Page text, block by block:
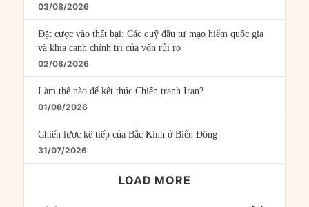
03/08/2026
Đặt cược vào thất bại: Các quỹ đầu tư mạo hiểm quốc gia
và khía cạnh chính trị của vốn rủi ro
02/08/2026
Làm thế nào để kết thúc Chiến tranh Iran?
01/08/2026
Chiến lược kế tiếp của Bắc Kinh ở Biển Đông
31/07/2026
LOAD MORE